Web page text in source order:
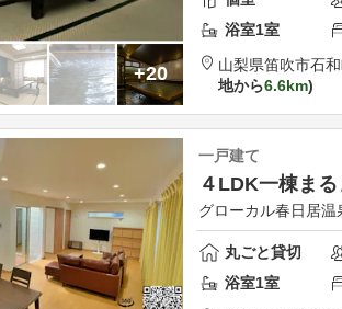
+20
浴室1室
山梨県笛吹市石
地から6.6km
一戸建て
４LDK一棟ま
グローカル春日居温
丸ごと貸切
浴室1室